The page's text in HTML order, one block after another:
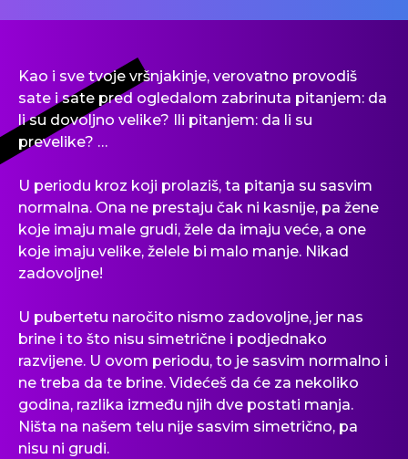
Kao i sve tvoje vršnjakinje, verovatno provodiš
sate i sate pred ogledalom zabrinuta pitanjem: da
li su dovoljno velike? Ili pitanjem: da li su
prevelike? …
U periodu kroz koji prolaziš, ta pitanja su sasvim
normalna. Ona ne prestaju čak ni kasnije, pa žene
koje imaju male grudi, žele da imaju veće, a one
koje imaju velike, želele bi malo manje. Nikad
zadovoljne!
U pubertetu naročito nismo zadovoljne, jer nas
brine i to što nisu simetrične i podjednako
razvijene. U ovom periodu, to je sasvim normalno i
ne treba da te brine. Videćeš da će za nekoliko
godina, razlika između njih dve postati manja.
Ništa na našem telu nije sasvim simetrično, pa
nisu ni grudi.